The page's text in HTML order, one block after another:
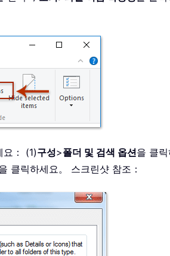
： (1)구성>폴더 및 검색 옵션을 클
클릭하세요。 스크린샷 참조：